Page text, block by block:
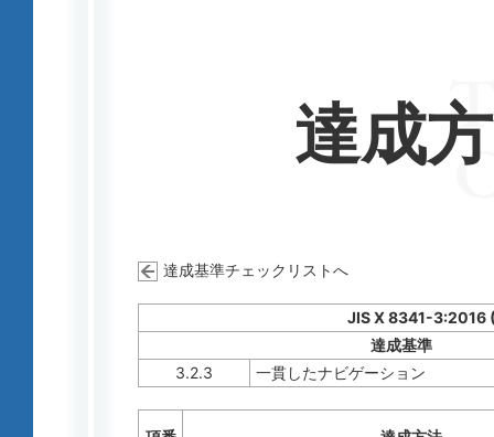
達成
達成基準チェックリストへ
JIS X 8341-3:2016
達成基準
3.2.3
一貫したナビゲーション